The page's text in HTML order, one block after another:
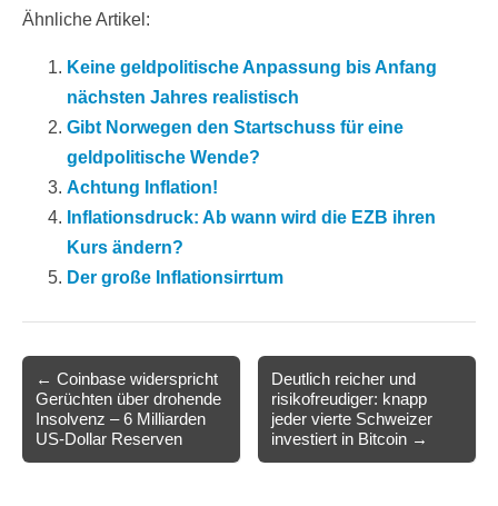
Ähnliche Artikel:
Keine geldpolitische Anpassung bis Anfang
nächsten Jahres realistisch
Gibt Norwegen den Startschuss für eine
geldpolitische Wende?
Achtung Inflation!
Inflationsdruck: Ab wann wird die EZB ihren
Kurs ändern?
Der große Inflationsirrtum
Post
navigation
← Coinbase widerspricht
Gerüchten über drohende
Insolvenz – 6 Milliarden
US-Dollar Reserven
Deutlich reicher und
risikofreudiger: knapp
jeder vierte Schweizer
investiert in Bitcoin →